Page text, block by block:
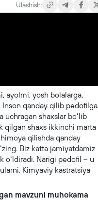
Ulashish:
ayolmi, yosh bolalarga,
Inson qanday qilib pedofilga
uchragan shaxslar boʻlib
qilgan shaxs ikkinchi marta
qilishda qanday
Biz katta jamiyatdamiz
oʻldiradi. Narigi pedofil – u
Kimyaviy kastratsiya
mavzuni muhokama